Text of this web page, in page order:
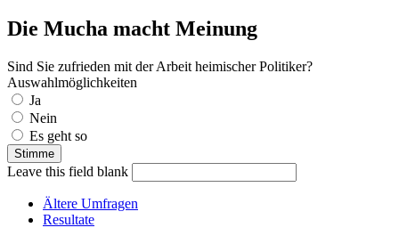
Die Mucha macht Meinung
Sind Sie zufrieden mit der Arbeit heimischer Politiker?
Auswahlmöglichkeiten
Ja
Nein
Es geht so
Leave this field blank
Ältere Umfragen
Resultate